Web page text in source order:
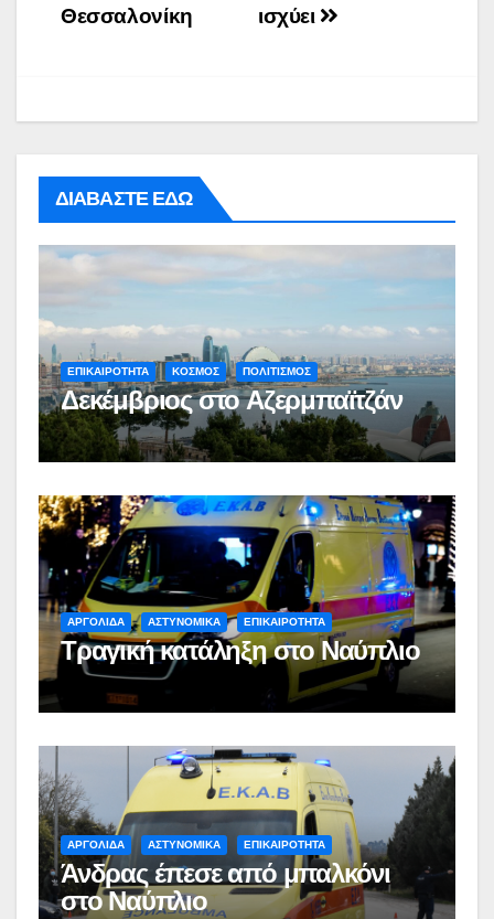
ισχύει
Θεσσαλονίκη
ΔΙΑΒΑΣΤΕ ΕΔΩ
ΕΠΙΚΑΙΡΟΤΗΤΑ ΚΟΣΜΟΣ ΠΟΛΙΤΙΣΜΟΣ
Δεκέμβριος στο Αζερμπαϊτζάν
ΑΡΓΟΛΙΔΑ ΑΣΤΥΝΟΜΙΚΑ ΕΠΙΚΑΙΡΟΤΗΤΑ
Τραγική κατάληξη στο Ναύπλιο
ΑΡΓΟΛΙΔΑ ΑΣΤΥΝΟΜΙΚΑ ΕΠΙΚΑΙΡΟΤΗΤΑ
Άνδρας έπεσε από μπαλκόνι
στο Ναύπλιο